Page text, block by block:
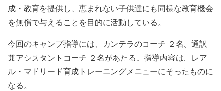
成・教育を提供し、恵まれない子供達にも同様な教育機会
を無償で与えることを目的に活動している。
今回のキャンプ指導には、カンテラのコーチ ２名、通訳
兼アシスタントコーチ ２名があたる。指導内容は、レア
ル・マドリード育成トレーニングメニューにそったものに
なる。